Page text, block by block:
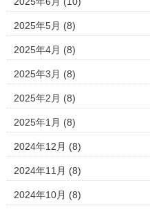
2025年5月 (8)
2025年4月 (8)
2025年3月 (8)
2025年2月 (8)
2025年1月 (8)
2024年12月 (8)
2024年11月 (8)
2024年10月 (8)